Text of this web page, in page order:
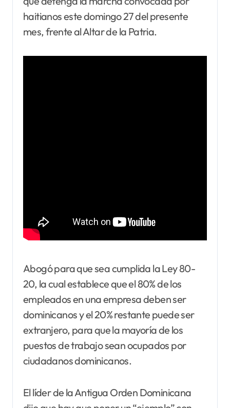
haitianos este domingo 27 del presente
mes, frente al Altar de la Patria.
Abogó para que sea cumplida la Ley 80-
20, la cual establece que el 80% de los
empleados en una empresa deben ser
dominicanos y el 20% restante puede ser
extranjero, para que la mayoría de los
puestos de trabajo sean ocupados por
ciudadanos dominicanos.
El líder de la Antigua Orden Dominicana